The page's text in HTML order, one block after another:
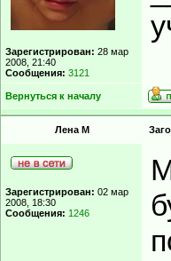
Зарегистрирован: 28 мар
2008, 21:40
Сообщения: 3121
Вернуться к началу
Лена М
Зарегистрирован: 02 мар
2008, 18:30
Сообщения: 1246